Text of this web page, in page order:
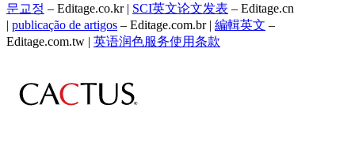
문교정 – Editage.co.kr | SCI英文论文发表 – Editage.cn
| publicação de artigos – Editage.com.br | 編輯英文 –
Editage.com.tw | 英语润色服务使用条款